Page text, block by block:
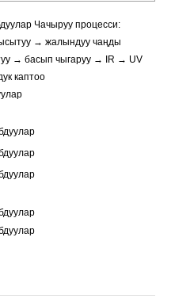
Чачыруу процесси:
→ жалындуу чаңды
→ басып чыгаруу → IR → UV
каптоо